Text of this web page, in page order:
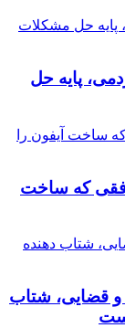
پایه حل
که ساخت
و قضایی، شتاب‌